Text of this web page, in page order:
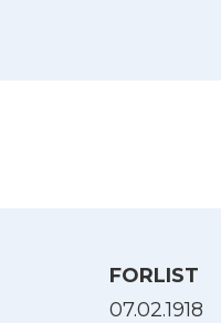
FORLIST
07.02.1918